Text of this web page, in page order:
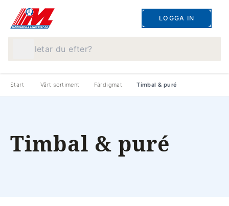
LOGGA IN
Start Vårt sortiment Färdigmat Timbal & puré
Timbal & puré